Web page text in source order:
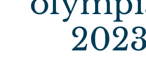
2023